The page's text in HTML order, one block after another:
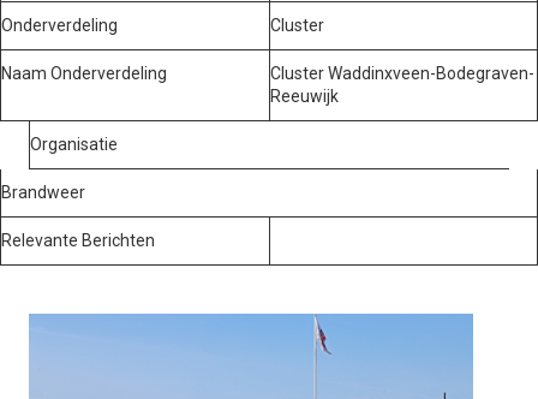
Onderverdeling Cluster
Naam Onderverdeling
Cluster Waddinxveen-Bodegraven-
Reeuwijk
Organisatie
Brandweer
Relevante Berichten